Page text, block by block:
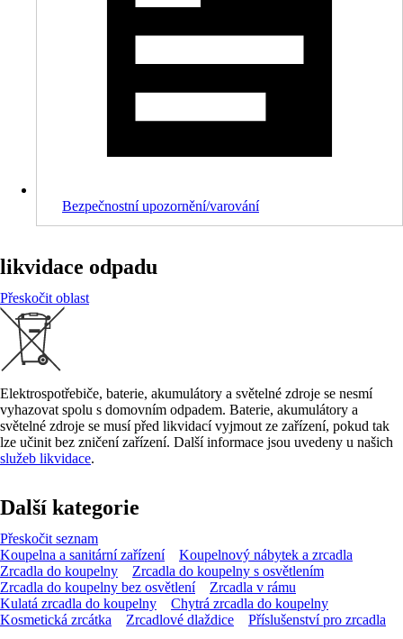
Bezpečnostní upozornění/varování
likvidace odpadu
Přeskočit oblast
Elektrospotřebiče, baterie, akumulátory a světelné zdroje se nesmí
vyhazovat spolu s domovním odpadem. Baterie, akumulátory a
světelné zdroje se musí před likvidací vyjmout ze zařízení, pokud tak
lze učinit bez zničení zařízení. Další informace jsou uvedeny u našich
služeb likvidace.
Další kategorie
Přeskočit seznam
Koupelna a sanitární zařízení
Koupelnový nábytek a zrcadla
Zrcadla do koupelny
Zrcadla do koupelny s osvětlením
Zrcadla do koupelny bez osvětlení
Zrcadla v rámu
Kulatá zrcadla do koupelny
Chytrá zrcadla do koupelny
Kosmetická zrcátka
Zrcadlové dlaždice Příslušenství pro zrcadla